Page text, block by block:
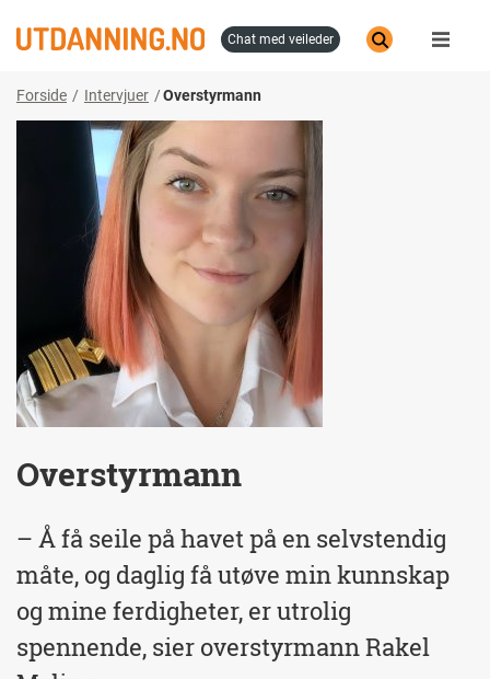
til
chat med veileder
Forside Intervjuer Overstyrmann
Overstyrmann
– Å få seile på havet på en selvstendig
måte, og daglig få utøve min kunnskap
og mine ferdigheter, er utrolig
spennende, sier overstyrmann Rakel